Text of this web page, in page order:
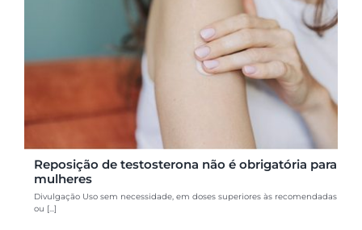
Reposição de testosterona não é obrigatória para
mulheres
Divulgação Uso sem necessidade, em doses superiores às recomendadas
ou [...]